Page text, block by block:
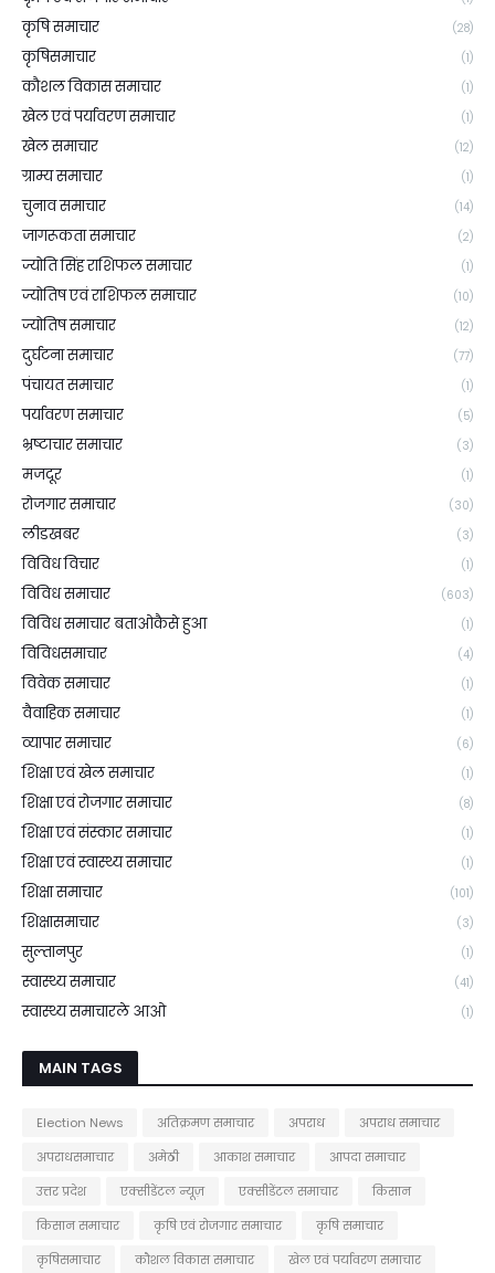
कृषि समाचार (28)
कृषिसमाचार (1)
कौशल विकास समाचार (1)
खेल एवं पर्यावरण समाचार (1)
खेल समाचार (12)
ग्राम्य समाचार (1)
चुनाव समाचार (14)
जागरूकता समाचार (2)
ज्योति सिंह राशिफल समाचार (1)
ज्योतिष एवं राशिफल समाचार (10)
ज्योतिष समाचार (12)
दुर्घटना समाचार (77)
पंचायत समाचार (1)
पर्यावरण समाचार (5)
भ्रष्टाचार समाचार (3)
मजदूर (1)
रोजगार समाचार (30)
लीडखबर (3)
विविध विचार (1)
विविध समाचार (603)
विविध समाचार बताओकैसे हुआ (1)
विविधसमाचार (4)
विवेक समाचार (1)
वैवाहिक समाचार (1)
व्यापार समाचार (6)
शिक्षा एवं खेल समाचार (1)
शिक्षा एवं रोजगार समाचार (8)
शिक्षा एवं संस्कार समाचार (1)
शिक्षा एवं स्वास्थ्य समाचार (1)
शिक्षा समाचार (101)
शिक्षासमाचार (3)
सुल्तानपुर (1)
स्वास्थ्य समाचार (41)
स्वास्थ्य समाचारले आओ (1)
MAIN TAGS
Election News अतिक्रमण समाचार अपराध
अपराध समाचार
अपराधसमाचार
अमेठी आकाश समाचार
आपदा समाचार
उत्तर प्रदेश
एक्सीडेंटल न्यूज़ एक्सीडेंटल समाचार
किसान
किसान समाचार
कृषि एवं रोजगार समाचार
कृषि समाचार
कृषिसमाचार
कौशल विकास समाचार
खेल एवं पर्यावरण समाचार